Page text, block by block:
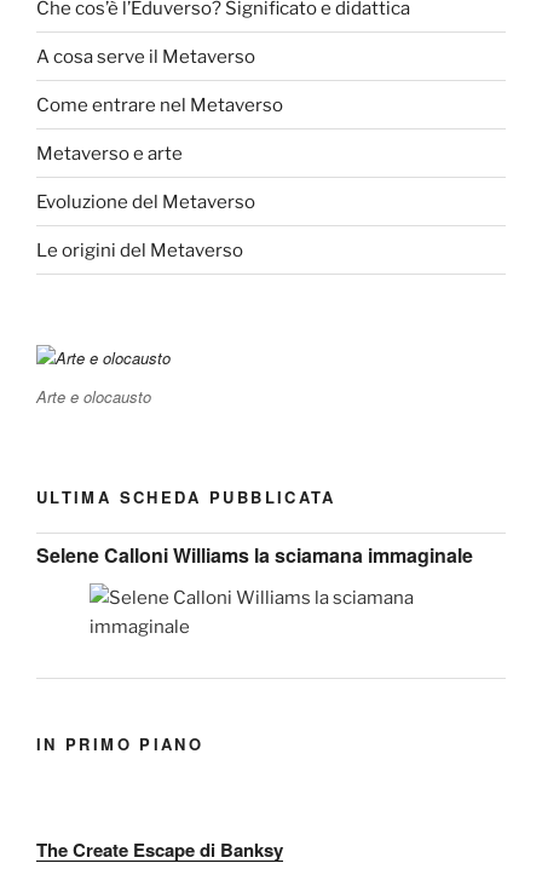
Che cos’è l’Eduverso? Significato e didattica
A cosa serve il Metaverso
Come entrare nel Metaverso
Metaverso e arte
Evoluzione del Metaverso
Le origini del Metaverso
Arte e olocausto
ULTIMA SCHEDA PUBBLICATA
Selene Calloni Williams la sciamana immaginale
IN PRIMO PIANO
The Create Escape di Banksy